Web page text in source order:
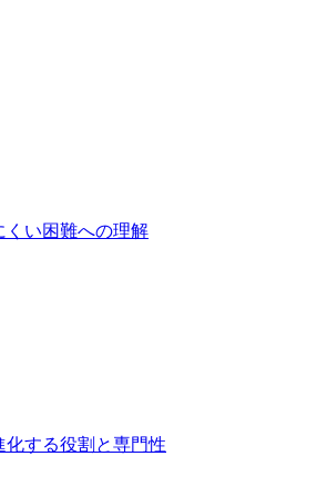
くい困難への理解
する役割と専門性